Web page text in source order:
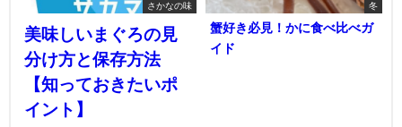
さかなの味
美味しいまぐろの見
分け方と保存方法
【知っておきたいポ
イント】
冬
蟹好き必見！かに食べ比べガ
イド